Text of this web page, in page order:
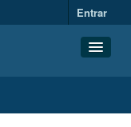
Entrar